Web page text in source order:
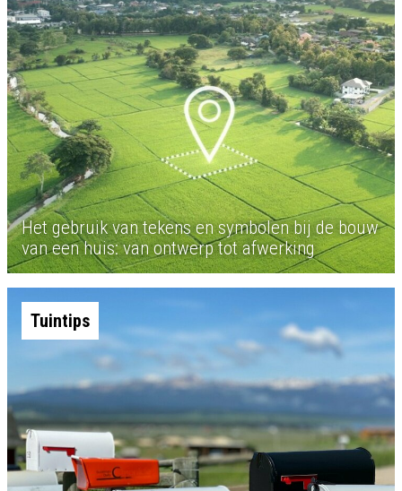
Het gebruik van tekens en symbolen bij de bouw
van een huis: van ontwerp tot afwerking
Tuintips